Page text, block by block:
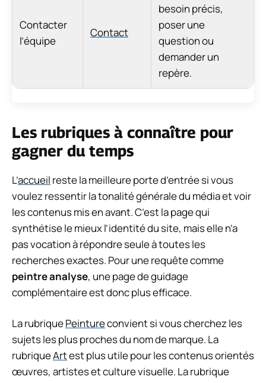
Contacter
l’équipe
Contact
besoin précis,
poser une
question ou
demander un
repère.
Les rubriques à connaître pour
gagner du temps
L’accueil reste la meilleure porte d’entrée si vous
voulez ressentir la tonalité générale du média et voir
les contenus mis en avant. C’est la page qui
synthétise le mieux l’identité du site, mais elle n’a
pas vocation à répondre seule à toutes les
recherches exactes. Pour une requête comme
peintre analyse, une page de guidage
complémentaire est donc plus efficace.
La rubriquePeintureconvient si vous cherchez les
sujets les plus proches du nom de marque. La
rubriqueArtest plus utile pour les contenus orientés
œuvres, artistes et culture visuelle. La rubrique